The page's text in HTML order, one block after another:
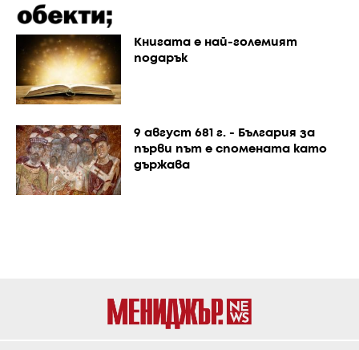
Книгата е най-големият
подарък
9 август 681 г. - България за
първи път е спомената като
държава